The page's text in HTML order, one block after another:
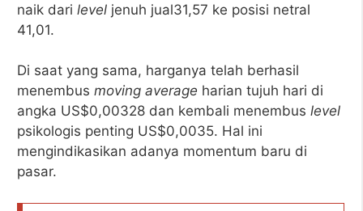
naik dari level jenuh jual31,57 ke posisi netral
41,01.
Di saat yang sama, harganya telah berhasil
menembus moving average harian tujuh hari di
angka US$0,00328 dan kembali menembus level
psikologis penting US$0,0035. Hal ini
mengindikasikan adanya momentum baru di
pasar.